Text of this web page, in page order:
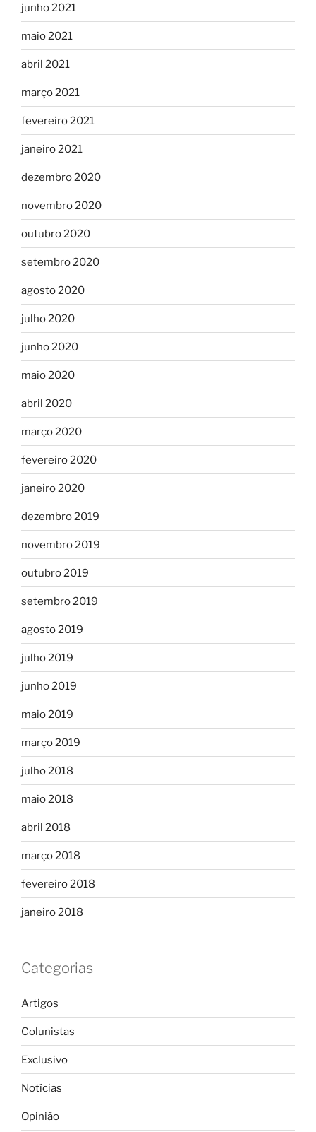
junho 2021
maio 2021
abril 2021
março 2021
fevereiro 2021
janeiro 2021
dezembro 2020
novembro 2020
outubro 2020
setembro 2020
agosto 2020
julho 2020
junho 2020
maio 2020
abril 2020
março 2020
fevereiro 2020
janeiro 2020
dezembro 2019
novembro 2019
outubro 2019
setembro 2019
agosto 2019
julho 2019
junho 2019
maio 2019
março 2019
julho 2018
maio 2018
abril 2018
março 2018
fevereiro 2018
janeiro 2018
Categorias
Artigos
Colunistas
Exclusivo
Notícias
Opinião